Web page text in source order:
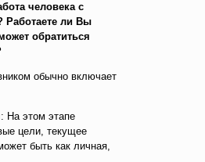
человека с
Работаете ли Вы
обратиться
обычно включает
: На этом этапе
цели, текущее
быть как личная,